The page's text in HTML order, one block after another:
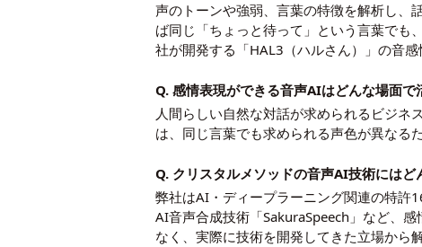
声のトーンや強弱、言葉の特徴を解析し、
ば同じ「ちょっと待って」という言葉でも
社が開発する「HAL3（ハルさん）」の音
Q. 感情表現ができる音声AIはどんな場面で
人間らしい自然な対話が求められるビジネ
は、同じ言葉でも求められる声色が異なる
Q. クリスタルメソッドの音声AI技術にはど
弊社はAI・ディープラーニング関連の特許
AI音声合成技術「SakuraSpeech」など、
なく、実際に技術を開発してきた立場から